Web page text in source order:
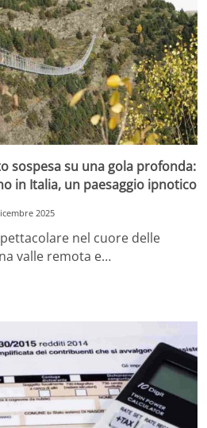
sospesa su una gola profonda:
in Italia, un paesaggio ipnotico
2025
nel cuore delle
valle remota e…